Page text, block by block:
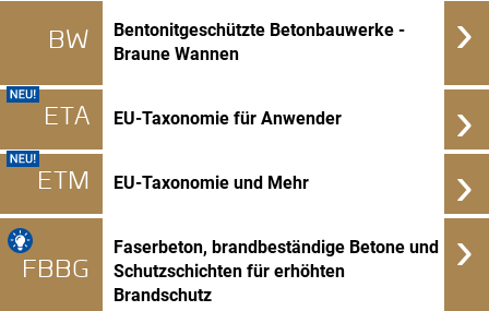
BW
Bentonitgeschützte Betonbauwerke -
Braune Wannen
›
ETA EU-Taxonomie für Anwender ›
ETM EU-Taxonomie und Mehr ›
FBBG
Faserbeton, brandbeständige Betone und
Schutzschichten für erhöhten
Brandschutz
›